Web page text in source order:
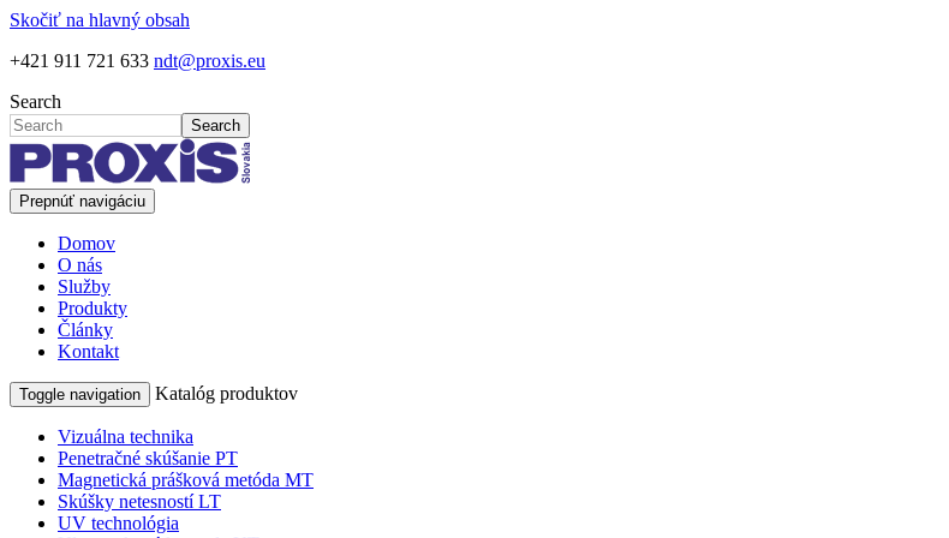
Skočiť na hlavný obsah
+421 911 721 633 ndt@proxis.eu
Search
Search
Prepnúť navigáciu
Domov
O nás
Služby
Produkty
Články
Kontakt
Toggle navigation Katalóg produktov
Vizuálna technika
Penetračné skúšanie PT
Magnetická prášková metóda MT
Skúšky netesností LT
UV technológia